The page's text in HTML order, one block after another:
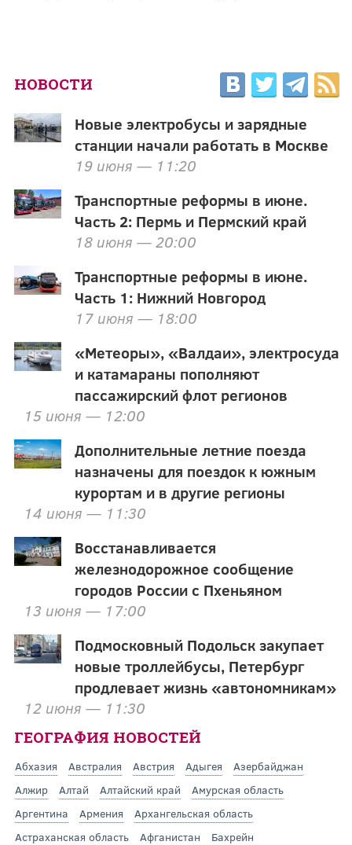
НОВОСТИ
Новые электробусы и зарядные
станции начали работать в Москве
19 июня — 11:20
Транспортные реформы в июне.
Часть 2: Пермь и Пермский край
18 июня — 20:00
Транспортные реформы в июне.
Часть 1: Нижний Новгород
17 июня — 18:00
«Метеоры», «Валдаи», электросуда
и катамараны пополняют
пассажирский флот регионов
15 июня — 12:00
Дополнительные летние поезда
назначены для поездок к южным
курортам и в другие регионы
14 июня — 11:30
Восстанавливается
железнодорожное сообщение
городов России с Пхеньяном
13 июня — 17:00
Подмосковный Подольск закупает
новые троллейбусы, Петербург
продлевает жизнь «автономникам»
12 июня — 11:30
ГЕОГРАФИЯ НОВОСТЕЙ
Абхазия Австралия Австрия Адыгея
Азербайджан
Алжир
Алтай Алтайский край
Амурская область
Аргентина
Армения
Архангельская область
Астраханская область
Афганистан Бахрейн